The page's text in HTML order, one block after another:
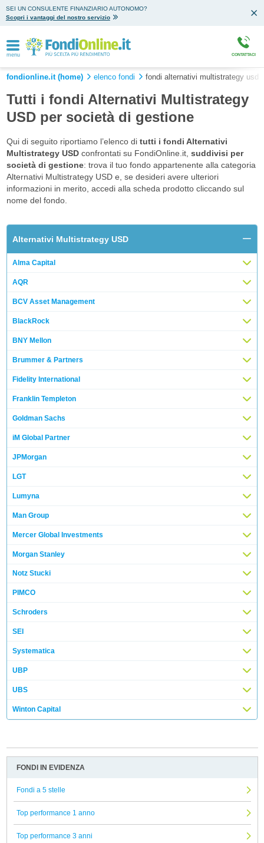
SEI UN CONSULENTE FINANZIARIO AUTONOMO?
Scopri i vantaggi del nostro servizio
menu CONTATTACI
fondionline.it (home) elenco fondi fondi alternativi multistrategy usd
Tutti i fondi Alternativi Multistrategy
USD per società di gestione
Qui di seguito riportiamo l’elenco di tutti i fondi Alternativi
Multistrategy USDconfrontati su FondiOnline.it, suddivisi per
società di gestione: trova il tuo fondo appartenente alla categoria
Alternativi Multistrategy USD e, se desideri avere ulteriori
informazioni in merito, accedi alla scheda prodotto cliccando sul
nome del fondo.
Alternativi Multistrategy USD
Alma Capital
AQR
BCV Asset Management
BlackRock
BNY Mellon
Brummer & Partners
Fidelity International
Franklin Templeton
Goldman Sachs
iM Global Partner
JPMorgan
LGT
Lumyna
Man Group
Mercer Global Investments
Morgan Stanley
Notz Stucki
PIMCO
Schroders
SEI
Systematica
UBP
UBS
Winton Capital
FONDI IN EVIDENZA
Fondi a 5 stelle
Top performance 1 anno
Top performance 3 anni